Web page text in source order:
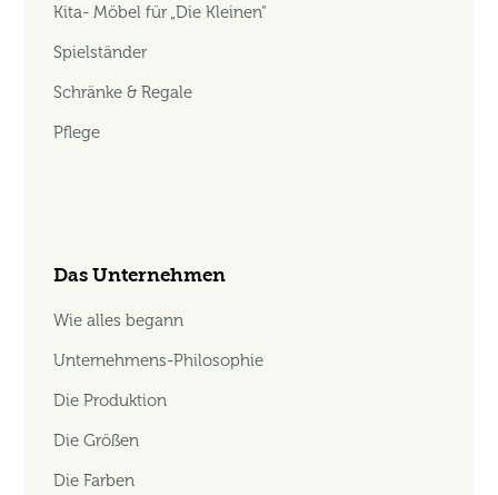
Kita- Möbel für „Die Kleinen“
Spielständer
Schränke & Regale
Pflege
Das Unternehmen
Wie alles begann
Unternehmens-Philosophie
Die Produktion
Die Größen
Die Farben